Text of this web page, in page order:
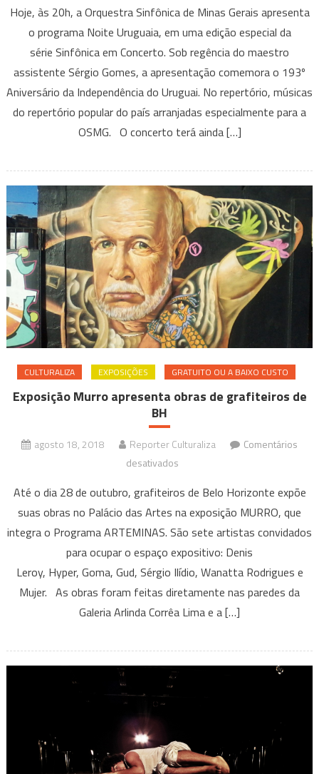
Sinfônica
de
Minas
Gerais
apresenta
Noite
Uruguai
Hoje, às 20h, a Orquestra Sinfônica de Minas Gerais apresenta
o programa Noite Uruguaia, em uma edição especial da
série Sinfônica em Concerto. Sob regência do maestro
assistente Sérgio Gomes, a apresentação comemora o 193º
Aniversário da Independência do Uruguai. No repertório, músicas
do repertório popular do país arranjadas especialmente para a
OSMG. O concerto terá ainda […]
CULTURALIZA EXPOSIÇÕES GRATUITO OU A BAIXO CUSTO
Exposição Murro apresenta obras de grafiteiros de
BH
agosto 18, 2018 Reporter Culturaliza
Comentários
desativados
Murro
apresenta
obras
de
grafiteiros
de
BH
Até o dia 28 de outubro, grafiteiros de Belo Horizonte expõe
suas obras no Palácio das Artes na exposição MURRO, que
integra o Programa ARTEMINAS. São sete artistas convidados
para ocupar o espaço expositivo: Denis
Leroy, Hyper, Goma, Gud, Sérgio Ilídio, Wanatta Rodrigues e
Mujer. As obras foram feitas diretamente nas paredes da
Galeria Arlinda Corrêa Lima e a […]